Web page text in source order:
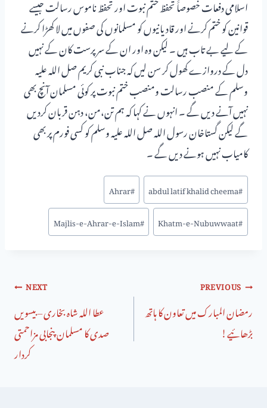
اسلامی دفعات خصوصاََ تحفظ ختم نبوت اور تحفظ ناموس رسالت جیسے
قوانین کو ختم کرنے اور قادیانیوں کو مسلمانوں کی صفوں میں لا کھڑا کرنے
کے لیے بے تاب ہیں ۔ لیکن وہ اور ان کے سر پرست کان کے نہیں
دل کے دروازے کھول کر سن لیں کہ جناب نبی کریم صل اللہ علیہ
وسلم کے منصب رسالت ومنصب ختم نبوت پر کوئی مسلمان آنچ بھی
نہیں آنے دیں گے ۔ انہوں نے کہا کہ ہم تن،من، دہن قربان کردیں
گے لیکن گستاخان رسول اللہ صل اللہ علیہ وسلم کو کسی فورم پر بھی
کامیاب نہیں ہونے دیں گے ۔
#
abdul latif khalid cheema
#
Ahrar
#
Khatm-e-Nubuwwaat
#
Majlis-e-Ahrar-e-Islam
PREVIOUS
رمضان المبارک میں تعاون کا ہاتھ
بڑھائیے!
NEXT
عطا اللہ شاہ بخاری – بیسویں
صدی کا مسلمان پنجابی مزاحمتی
کردار